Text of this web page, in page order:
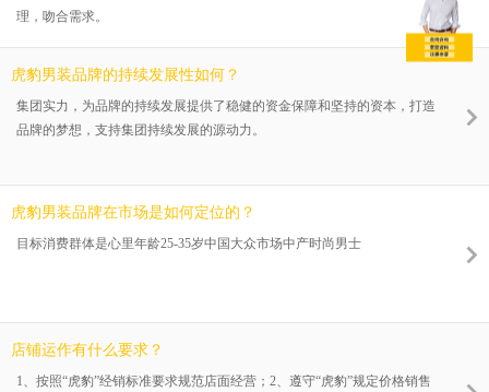
理，吻合需求。
虎豹男装品牌的持续发展性如何？
集团实力，为品牌的持续发展提供了稳健的资金保障和坚持的资本，打造
品牌的梦想，支持集团持续发展的源动力。
虎豹男装品牌在市场是如何定位的？
目标消费群体是心里年龄25-35岁中国大众市场中产时尚男士
店铺运作有什么要求？
1、按照“虎豹”经销标准要求规范店面经营；2、遵守“虎豹”规定价格销售